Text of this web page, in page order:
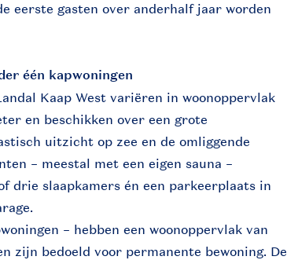
eerste gasten over anderhalf jaar worden
één kapwoningen
Kaap West variëren in woonoppervlak
en beschikken over een grote
uitzicht op zee en de omliggende
– meestal met een eigen sauna –
drie slaapkamers én een parkeerplaats in
– hebben een woonoppervlak van
zijn bedoeld voor permanente bewoning. De